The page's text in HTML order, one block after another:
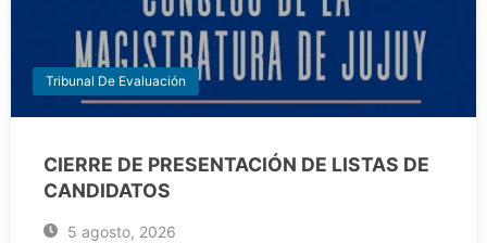
Tribunal De Evaluación
CIERRE DE PRESENTACIÓN DE LISTAS DE
CANDIDATOS
5 agosto, 2026